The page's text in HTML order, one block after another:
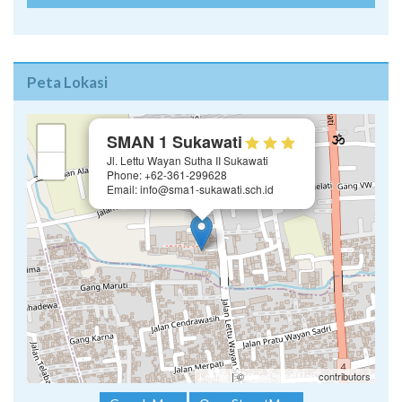
Peta Lokasi
SMAN 1 Sukawati
Jl. Lettu Wayan Sutha II Sukawati
Phone: +62-361-299628
Email: info@sma1-sukawati.sch.id
Leaflet | ©OpenStreetMap contributors